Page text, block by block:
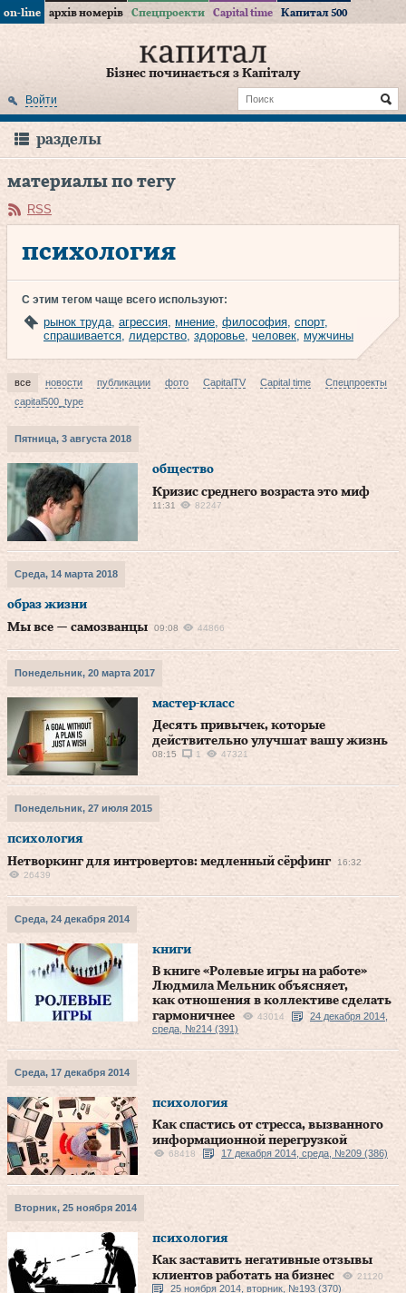
on-line архів номерів Спецпроекти Capital time Капитал 500
Бізнес починається з Капіталу
Войти
разделы
материалы по тегу
RSS
психология
С этим тегом чаще всего используют:
рынок труда, агрессия, мнение, философия, спорт,
спрашивается, лидерство, здоровье, человек, мужчины
все новости публикации фото CapitalTV Capital time
Спецпроекты
capital500_type
Пятница, 3 августа 2018
общество
Кризис среднего возраста это миф
11:31 82247
Среда, 14 марта 2018
образ жизни
Мы все — самозванцы
09:08 44866
Понедельник, 20 марта 2017
мастер-класс
Десять привычек, которые
действительно улучшат вашу жизнь
08:15 1 47321
Понедельник, 27 июля 2015
психология
Нетворкинг для интровертов: медленный сёрфинг
16:32
26439
Среда, 24 декабря 2014
книги
В книге «Ролевые игры на работе»
Людмила Мельник объясняет,
как отношения в коллективе сделать
гармоничнее
43014
24 декабря 2014,
среда, №214 (391)
Среда, 17 декабря 2014
психология
Как спастись от стресса, вызванного
информационной перегрузкой
68418 17 декабря 2014, среда, №209 (386)
Вторник, 25 ноября 2014
психология
Как заставить негативные отзывы
клиентов работать на бизнес
21120
25 ноября 2014, вторник, №193 (370)